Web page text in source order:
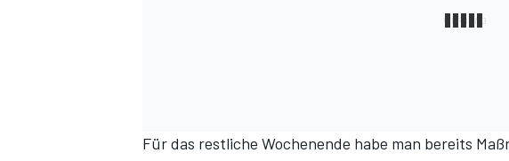
Für das restliche Wochenende habe man bereits